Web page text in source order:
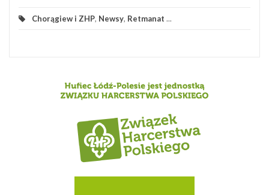
Chorągiew i ZHP, Newsy, Retmanat ...